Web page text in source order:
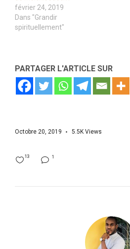
février 24, 2019
Dans "Grandir
spirituellement"
PARTAGER L'ARTICLE SUR
Octobre 20, 2019 5.5K Views
1
13